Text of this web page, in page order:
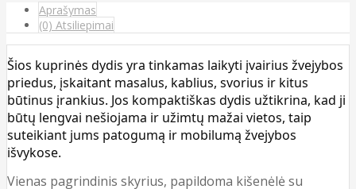
Aprašymas
(0) Atsiliepimai
Šios kuprinės dydis yra tinkamas laikyti įvairius žvejybos
priedus, įskaitant masalus, kablius, svorius ir kitus
būtinus įrankius. Jos kompaktiškas dydis užtikrina, kad ji
būtų lengvai nešiojama ir užimtų mažai vietos, taip
suteikiant jums patogumą ir mobilumą žvejybos
išvykose.
Vienas pagrindinis skyrius, papildoma kišenėlė su